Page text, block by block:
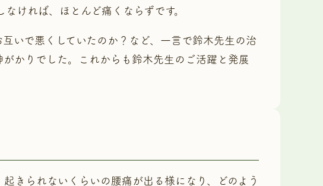
ければ、ほとんど痛くならずです。
いで悪くしていたのか？など、一言で鈴木先生の治
かりでした。これからも鈴木先生のご活躍と発展
きられないくらいの腰痛が出る様になり、どのよう